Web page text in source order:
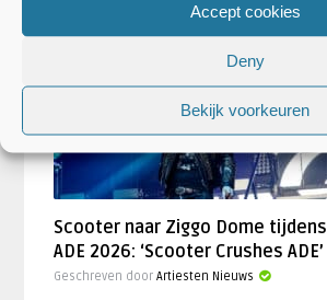
Accept cookies
Deny
Bekijk voorkeuren
AANKONDIGINGEN
Scooter naar Ziggo Dome tijdens
ADE 2026: ‘Scooter Crushes ADE’
Geschreven doorArtiesten Nieuws